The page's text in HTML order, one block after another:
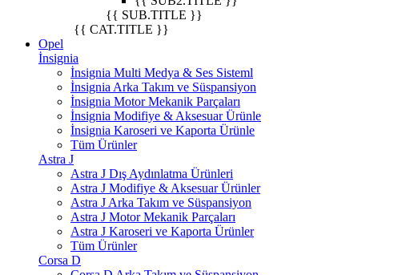
{{ SUB.TITLE }}
{{ CAT.TITLE }}
Opel
İnsignia
İnsignia Multi Medya & Ses Sisteml
İnsignia Arka Takım ve Süspansiyon
İnsignia Motor Mekanik Parçaları
İnsignia Modifiye & Aksesuar Ürünle
İnsignia Karoseri ve Kaporta Ürünle
Tüm Ürünler
Astra J
Astra J Dış Aydınlatma Ürünleri
Astra J Modifiye & Aksesuar Ürünler
Astra J Arka Takım ve Süspansiyon
Astra J Motor Mekanik Parçaları
Astra J Karoseri ve Kaporta Ürünler
Tüm Ürünler
Corsa D